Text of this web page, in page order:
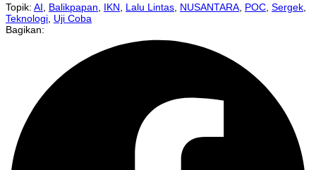
Topik: AI Balikpapan IKN Lalu Lintas NUSANTARA POC Sergek
Teknologi Uji Coba
Bagikan: